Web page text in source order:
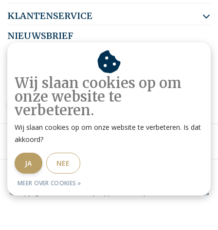
KLANTENSERVICE
NIEUWSBRIEF
Abonneer je op onze nieuwsbrief om op de hoogte te blijven.
ABONNEER
Algemene voorwaarden
© Copyright 2026 - Ruitershop HippoStore.be | Website door Omatis
Wij slaan cookies op om
onze website te
verbeteren.
Wij slaan cookies op om onze website te verbeteren. Is dat
akkoord?
JA NEE
MEER OVER COOKIES »